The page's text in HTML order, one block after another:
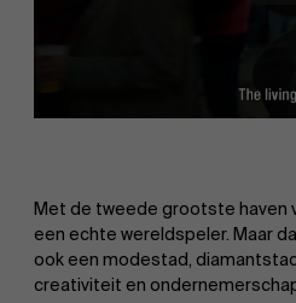
Met de tweede grootste haven
een echte wereldspeler. Maar
ook een modestad,
creativiteit en